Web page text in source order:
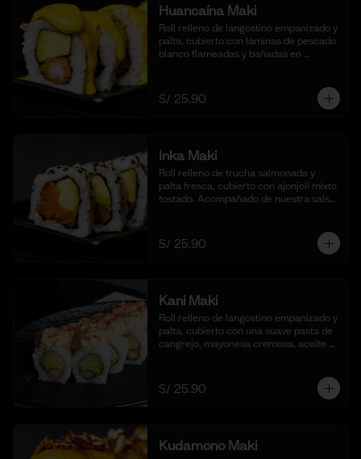
Huancaína Maki
Roll relleno de langostino empanizado y
palta, cubierto con láminas de pescado
blanco flameadas y bañadas en
(10 cortes)
S/ 25.90
Inka Maki
Roll relleno de trucha salmonada y
palta fresca, cubierto con ajonjolí mixto
tostado. Acompañado de nuestra salsa
S/ 25.90
Kani Maki
Roll relleno de langostino empanizado y
palta, cubierto con una suave pasta de
cangrejo, mayonesa cremosa, aceite
cortes).
S/ 25.90
Kudamono Maki